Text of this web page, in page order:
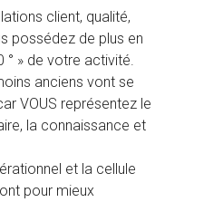
client, qualité,
possédez de plus en
° » de votre activité.
anciens vont se
VOUS représentez le
la connaissance et
et la cellule
pour mieux